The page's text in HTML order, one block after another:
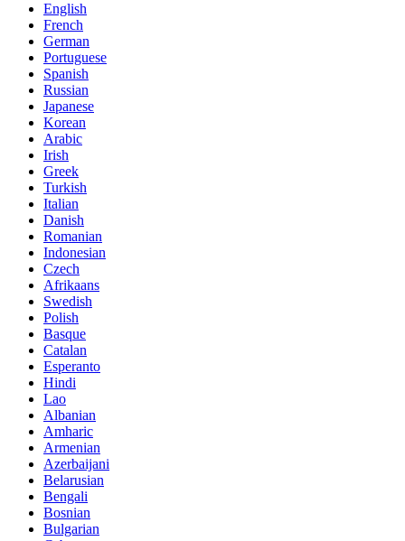
English
French
German
Portuguese
Spanish
Russian
Japanese
Korean
Arabic
Irish
Greek
Turkish
Italian
Danish
Romanian
Indonesian
Czech
Afrikaans
Swedish
Polish
Basque
Catalan
Esperanto
Hindi
Lao
Albanian
Amharic
Armenian
Azerbaijani
Belarusian
Bengali
Bosnian
Bulgarian